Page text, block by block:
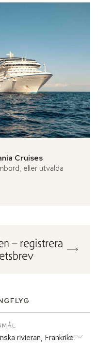
Cruises
eller utvalda
– registrera
FLYG
rivieran, Frankrike